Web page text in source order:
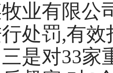
业有限公
处罚,有
是对33家